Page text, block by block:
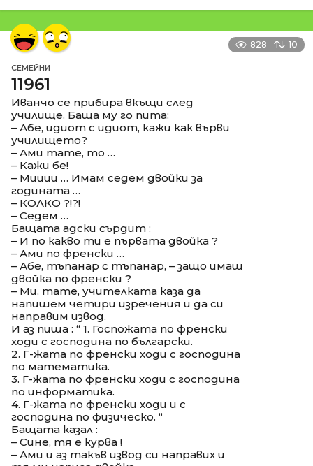
828 10
СЕМЕЙНИ
11961
Иванчо се прибира вкъщи след
училище. Баща му го пита:
– Абе, идиот с идиот, кажи как върви
училището?
– Ами тате, то …
– Кажи бе!
– Мииии … Имам седем двойки за
годината …
– КОЛКО ?!?!
– Седем …
Бащата адски сърдит :
– И по какво ти е първата двойка ?
– Ами по френски …
– Абе, тъпанар с тъпанар, – защо имаш
двойка по френски ?
– Ми, тате, учителката каза да
напишем четири изречения и да си
направим извод.
И аз пиша : “ 1. Госпожата по френски
ходи с господина по български.
2. Г-жата по френски ходи с господина
по математика.
3. Г-жата по френски ходи с господина
по информатика.
4. Г-жата по френски ходи и с
господина по физическо. “
Бащата казал :
– Сине, тя е курва !
– Ами и аз такъв извод си направих и